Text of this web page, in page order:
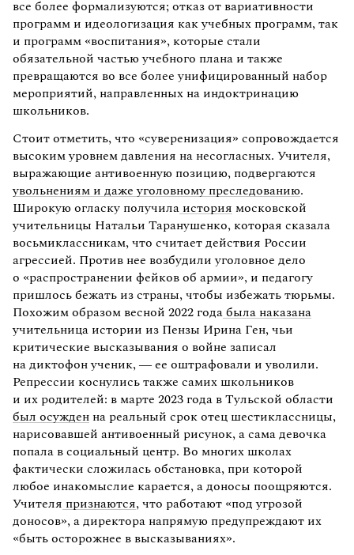
все более формализуются; отказ от вариативности
программ и идеологизация как учебных программ, так
и программ «воспитания», которые стали
обязательной частью учебного плана и также
превращаются во все более унифицированный набор
мероприятий, направленных на индоктринацию
школьников.
Стоит отметить, что «суверенизация» сопровождается
высоким уровнем давления на несогласных. Учителя,
выражающие антивоенную позицию, подвергаются
увольнениям и даже уголовному преследованию.
Широкую огласку получила история московской
учительницы Натальи Таранушенко, которая сказала
восьмиклассникам, что считает действия России
агрессией. Против нее возбудили уголовное дело
о «распространении фейков об армии», и педагогу
пришлось бежать из страны, чтобы избежать тюрьмы.
Похожим образом весной 2022 годабыла наказана
учительница истории из Пензы Ирина Ген, чьи
критические высказывания о войне записал
на диктофон ученик, — ее оштрафовали и уволили.
Репрессии коснулись также самих школьников
и их родителей: в марте 2023 года в Тульской области
был осужден на реальный срок отец шестиклассницы,
нарисовавшей антивоенный рисунок, а сама девочка
попала в социальный центр. Во многих школах
фактически сложилась обстановка, при которой
любое инакомыслие карается, а доносы поощряются.
Учителя признаются, что работают «под угрозой
доносов», а директора напрямую предупреждают их
«быть осторожнее в высказываниях».